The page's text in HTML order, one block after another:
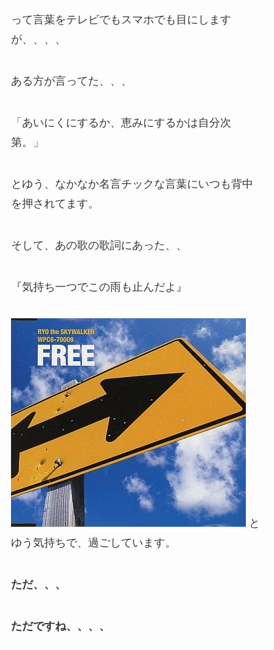
って言葉をテレビでもスマホでも目にします
が、、、、
ある方が言ってた、、、
「あいにくにするか、恵みにするかは自分次
第。」
とゆう、なかなか名言チックな言葉にいつも背中
を押されてます。
そして、あの歌の歌詞にあった、、
『気持ち一つでこの雨も止んだよ』
と
ゆう気持ちで、過ごしています。
ただ、、、
ただですね、、、、